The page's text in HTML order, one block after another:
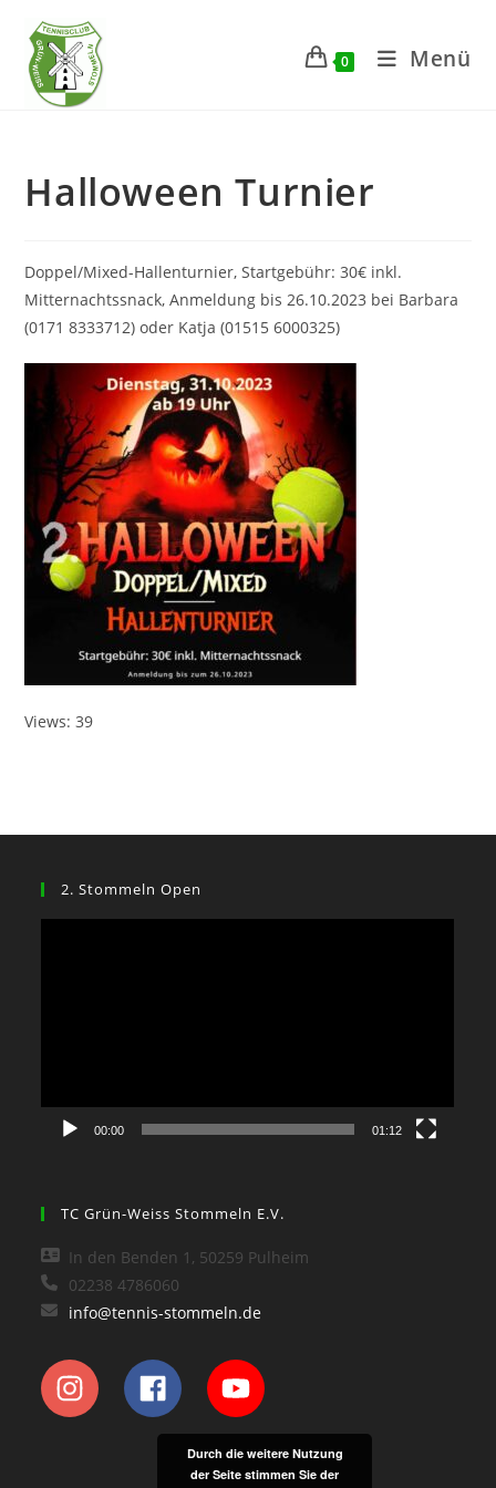
Inhalt
springen
0 Menü
Halloween Turnier
Doppel/Mixed-Hallenturnier, Startgebühr: 30€ inkl.
Mitternachtssnack, Anmeldung bis 26.10.2023 bei Barbara
(0171 8333712) oder Katja (01515 6000325)
Views: 39
2. Stommeln Open
00:00 01:12
TC Grün-Weiss Stommeln E.V.
In den Benden 1, 50259 Pulheim
02238 4786060
info@tennis-stommeln.de
Durch die weitere Nutzung
der Seite stimmen Sie der